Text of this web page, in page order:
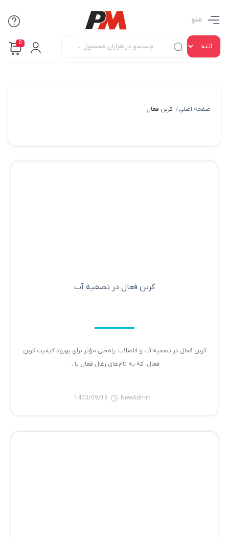
منو
0
صفحه اصلی / کربن فعال
کربن فعال در تصفیه آب
کربن فعال در تصفیه آب و فاضلاب: راه‌حلی مؤثر برای بهبود کیفیت کربن
فعال، که به نام‌های زغال فعال یا...
NewAdmin
1403/09/18